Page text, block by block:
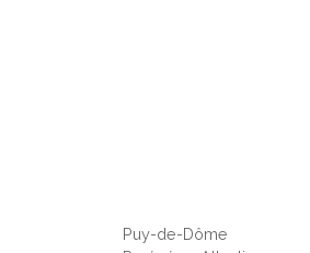
Puy-de-Dôme